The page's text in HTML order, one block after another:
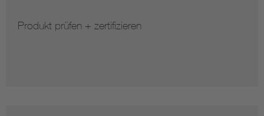
Produkt prüfen + zertifizieren